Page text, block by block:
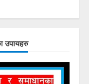
उपायहरु